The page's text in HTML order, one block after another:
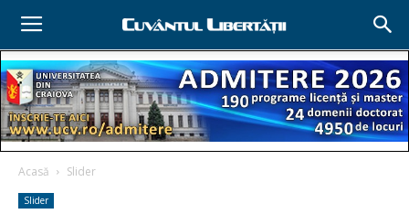
Acasă Slider
Slider